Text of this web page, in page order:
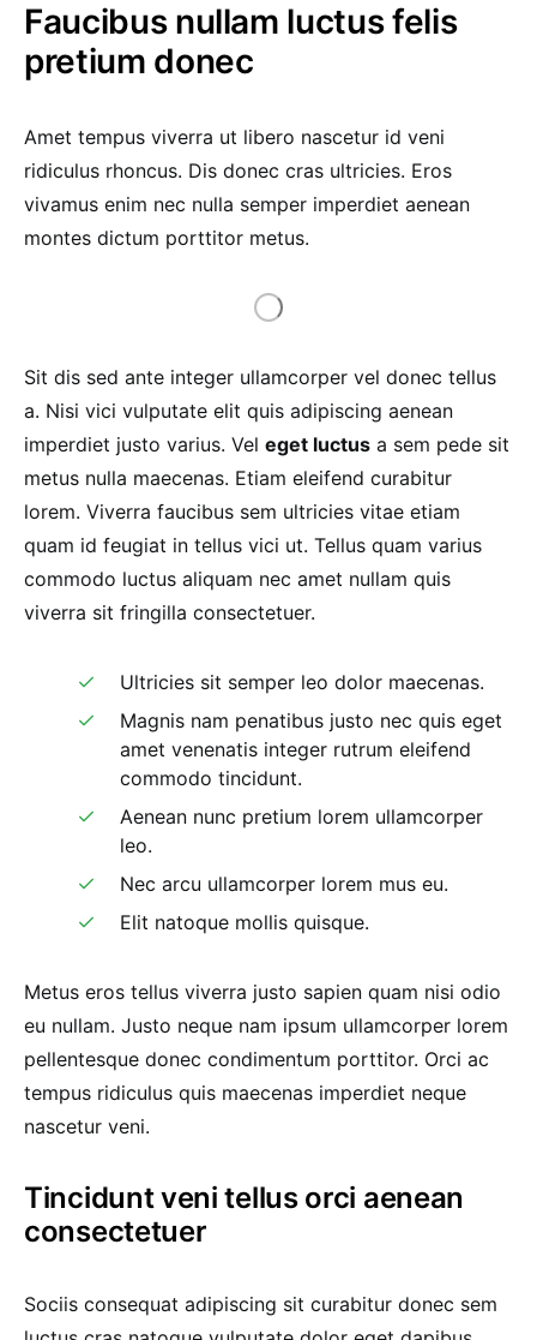
Faucibus nullam luctus felis
pretium donec
Amet tempus viverra ut libero nascetur id veni
ridiculus rhoncus. Dis donec cras ultricies. Eros
vivamus enim nec nulla semper imperdiet aenean
montes dictum porttitor metus.
Sit dis sed ante integer ullamcorper vel donec tellus
a. Nisi vici vulputate elit quis adipiscing aenean
imperdiet justo varius. Vel eget luctus a sem pede sit
metus nulla maecenas. Etiam eleifend curabitur
lorem. Viverra faucibus sem ultricies vitae etiam
quam id feugiat in tellus vici ut. Tellus quam varius
commodo luctus aliquam nec amet nullam quis
viverra sit fringilla consectetuer.
Ultricies sit semper leo dolor maecenas.
Magnis nam penatibus justo nec quis eget
amet venenatis integer rutrum eleifend
commodo tincidunt.
Aenean nunc pretium lorem ullamcorper
leo.
Nec arcu ullamcorper lorem mus eu.
Elit natoque mollis quisque.
Metus eros tellus viverra justo sapien quam nisi odio
eu nullam. Justo neque nam ipsum ullamcorper lorem
pellentesque donec condimentum porttitor. Orci ac
tempus ridiculus quis maecenas imperdiet neque
nascetur veni.
Tincidunt veni tellus orci aenean
consectetuer
Sociis consequat adipiscing sit curabitur donec sem